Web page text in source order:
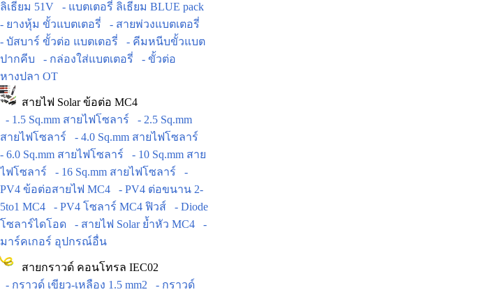
ลิเธียม 51V
- แบตเตอรี่ ลิเธียม BLUE pack
- ยางหุ้ม ขั้วแบตเตอรี่
- สายพ่วงแบตเตอรี่
- บัสบาร์ ขั้วต่อ แบตเตอรี่
- คีมหนีบขั้วแบต
ปากคีบ
- กล่องใส่แบตเตอรี่
- ขั้วต่อ
หางปลา OT
สายไฟ Solar ข้อต่อ MC4
- 1.5 Sq.mm สายไฟโซลาร์
- 2.5 Sq.mm
สายไฟโซลาร์
- 4.0 Sq.mm สายไฟโซลาร์
- 6.0 Sq.mm สายไฟโซลาร์
- 10 Sq.mm สาย
ไฟโซลาร์
- 16 Sq.mm สายไฟโซลาร์
-
PV4 ข้อต่อสายไฟ MC4
- PV4 ต่อขนาน 2-
5to1 MC4
- PV4 โซลาร์ MC4 ฟิวส์
- Diode
โซลาร์ไดโอด
- สายไฟ Solar ย้ำหัว MC4
-
มาร์คเกอร์ อุปกรณ์อื่น
สายกราวด์ คอนโทรล IEC02
- กราวด์ เขียว-เหลือง 1.5 mm2
- กราวด์